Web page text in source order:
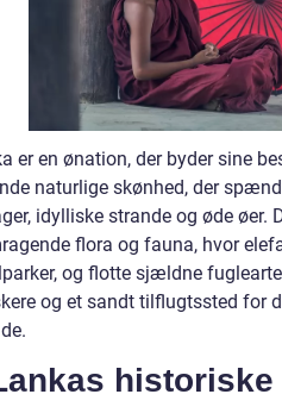
er en ønation, der byder sine
naturlige skønhed, der
idylliske strande og øde øer.
flora og fauna, hvor
og flotte sjældne
og et sandt tilflugtssted for